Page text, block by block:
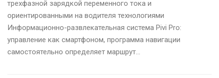
трехфазной зарядкой переменного тока и
ориентированными на водителя технологиями
Информационно-развлекательная система Pivi Pro:
управление как смартфоном, программа навигации
самостоятельно определяет маршрут…